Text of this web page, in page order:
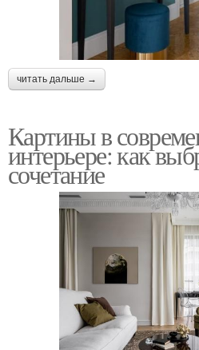
читать дальше →
Картины в
интерьере: как
сочетание